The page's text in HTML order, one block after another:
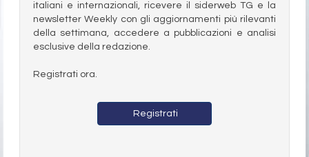
italiani e internazionali, ricevere il siderweb TG e la
newsletter Weekly con gli aggiornamenti più rilevanti
della settimana, accedere a pubblicazioni e analisi
esclusive della redazione.
Registrati ora.
Registrati